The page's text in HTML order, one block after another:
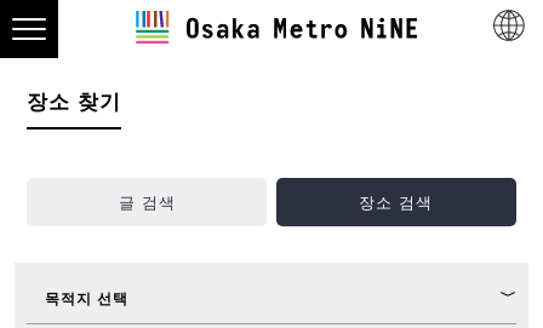
장소 찾기
글 검색 장소 검색
목적지 선택